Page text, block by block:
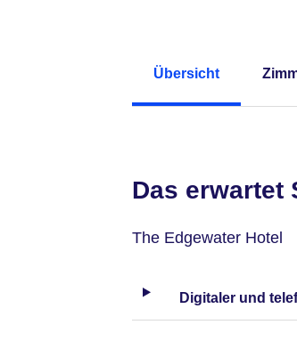
Übersicht
Das erwartet
The Edgewater Hotel
Digitaler und